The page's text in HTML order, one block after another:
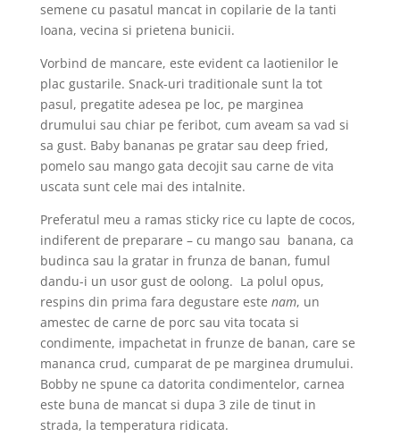
semene cu pasatul mancat in copilarie de la tanti
Ioana, vecina si prietena bunicii.
Vorbind de mancare, este evident ca laotienilor le
plac gustarile. Snack-uri traditionale sunt la tot
pasul, pregatite adesea pe loc, pe marginea
drumului sau chiar pe feribot, cum aveam sa vad si
sa gust. Baby bananas pe gratar sau deep fried,
pomelo sau mango gata decojit sau carne de vita
uscata sunt cele mai des intalnite.
Preferatul meu a ramas sticky rice cu lapte de cocos,
indiferent de preparare – cu mango sau banana, ca
budinca sau la gratar in frunza de banan, fumul
dandu-i un usor gust de oolong. La polul opus,
respins din prima fara degustare este nam, un
amestec de carne de porc sau vita tocata si
condimente, impachetat in frunze de banan, care se
mananca crud, cumparat de pe marginea drumului.
Bobby ne spune ca datorita condimentelor, carnea
este buna de mancat si dupa 3 zile de tinut in
strada, la temperatura ridicata.